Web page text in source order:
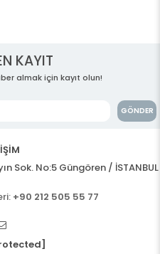
KAYIT
almak için kayıt olun!
GÖNDER
Sok. No:5 Güngören / İSTANBUL
+90 212 505 55 77